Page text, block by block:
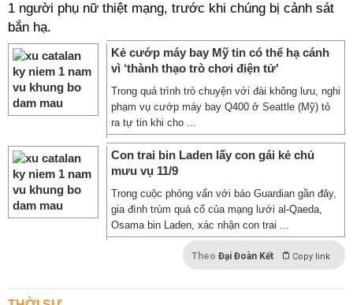
1 người phụ nữ thiệt mạng, trước khi chúng bị cảnh sát
bắn hạ.
Kẻ cướp máy bay Mỹ tin có thể hạ cánh
vì ‘thành thạo trò chơi điện tử'
Trong quá trình trò chuyện với đài không lưu, nghi
phạm vụ cướp máy bay Q400 ở Seattle (Mỹ) tỏ
ra tự tin khi cho ...
Con trai bin Laden lấy con gái kẻ chủ
mưu vụ 11/9
Trong cuộc phỏng vấn với báo Guardian gần đây,
gia đình trùm quá cố của mạng lưới al-Qaeda,
Osama bin Laden, xác nhận con trai ...
Theo Đại Đoàn Kết Copy link